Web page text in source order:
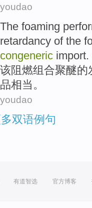
youdao
The foaming
retardancy of the
congeneric import.
该阻燃组合聚醚的
品相当 。
youdao
双语例句
有道智选 官方博客